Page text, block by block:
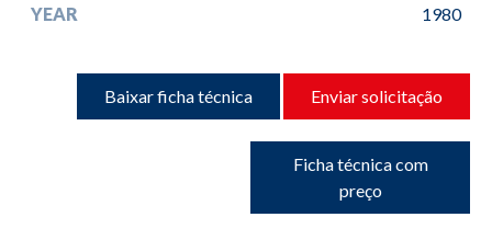
YEAR 1980
Baixar ficha técnica Enviar solicitação
Ficha técnica com
preço